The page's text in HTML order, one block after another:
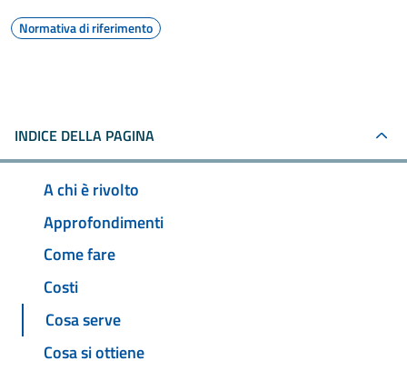
Normativa di riferimento
INDICE DELLA PAGINA
A chi è rivolto
Approfondimenti
Come fare
Costi
Cosa serve
Cosa si ottiene